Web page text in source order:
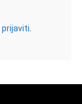
prijaviti